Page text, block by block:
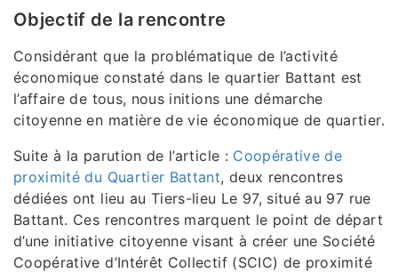
Objectif de la rencontre
Considérant que la problématique de l’activité
économique constaté dans le quartier Battant est
l’affaire de tous, nous initions une démarche
citoyenne en matière de vie économique de quartier.
Suite à la parution de l’article : Coopérative de
proximité du Quartier Battant, deux rencontres
dédiées ont lieu au Tiers-lieu Le 97, situé au 97 rue
Battant. Ces rencontres marquent le point de départ
d’une initiative citoyenne visant à créer une Société
Coopérative d’Intérêt Collectif (SCIC) de proximité